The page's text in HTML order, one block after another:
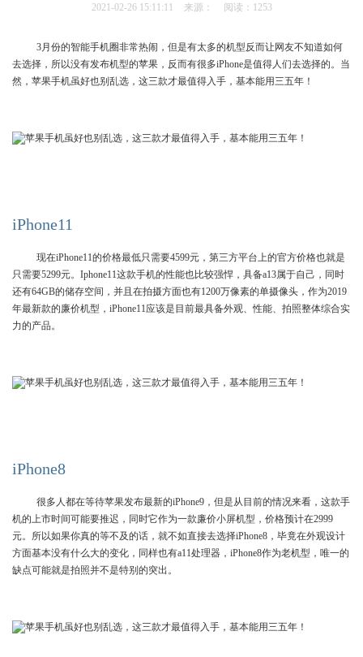
2021-02-26 15:11:11 来源： 阅读：1253
3月份的智能手机圈非常热闹，但是有太多的机型反而让网友不知道如何
去选择，所以没有发布机型的苹果，反而有很多iPhone是值得人们去选择的。当
然，苹果手机虽好也别乱选，这三款才最值得入手，基本能用三五年！
iPhone11
现在iPhone11的价格最低只需要4599元，第三方平台上的官方价格也就是
只需要5299元。Iphone11这款手机的性能也比较强悍，具备a13属于自己，同时
还有64GB的储存空间，并且在拍摄方面也有1200万像素的单摄像头，作为2019
年最新款的廉价机型，iPhone11应该是目前最具备外观、性能、拍照整体综合实
力的产品。
iPhone8
很多人都在等待苹果发布最新的iPhone9，但是从目前的情况来看，这款手
机的上市时间可能要推迟，同时它作为一款廉价小屏机型，价格预计在2999
元。所以如果你真的等不及的话，就不如直接去选择iPhone8，毕竟在外观设计
方面基本没有什么大的变化，同样也有a11处理器，iPhone8作为老机型，唯一的
缺点可能就是拍照并不是特别的突出。